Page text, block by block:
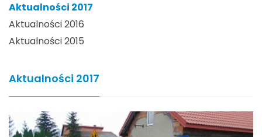
Aktualności 2017
Aktualności 2016
Aktualności 2015
Aktualności 2017